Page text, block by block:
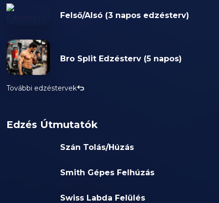
Felső/Alsó (3 napos edzésterv)
Bro Split Edzésterv (5 napos)
További edzéstervek
Edzés Útmutatók
Szán Tolás/Húzás
Smith Gépes Felhúzás
Swiss Labda Felülés